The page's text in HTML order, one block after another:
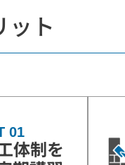
ット
01
体制を